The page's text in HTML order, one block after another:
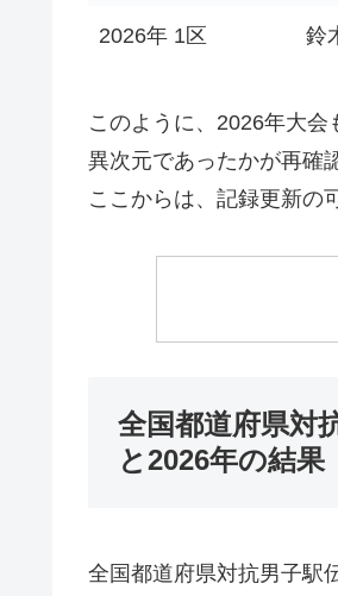
2026年 1区 鈴
このように、2026年大
異次元であったかが再確
ここからは、記録更新の
全国都道府県対
と2026年の結果
全国都道府県対抗男子駅